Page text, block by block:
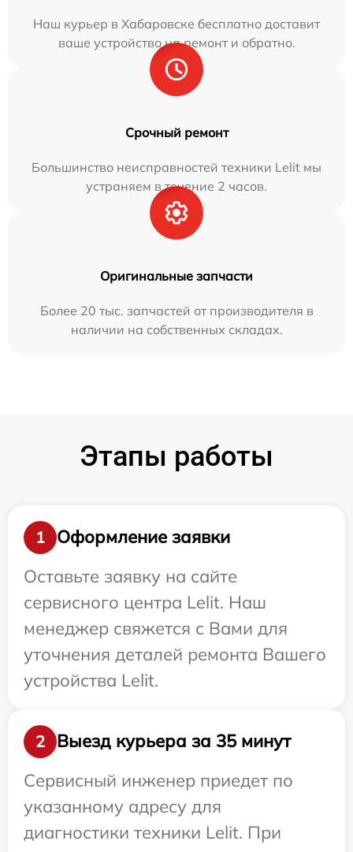
Наш курьер в Хабаровске бесплатно доставит
ваше устройство на ремонт и обратно.
Срочный ремонт
Большинство неисправностей техники Lelit мы
устраняем в течение 2 часов.
Оригинальные запчасти
Более 20 тыс. запчастей от производителя в
наличии на собственных складах.
Этапы работы
1
Оформление заявки
Оставьте заявку на сайте
сервисного центра Lelit. Наш
менеджер свяжется с Вами для
уточнения деталей ремонта Вашего
устройства Lelit.
2
Выезд курьера за 35 минут
Сервисный инженер приедет по
указанному адресу для
диагностики техники Lelit. При